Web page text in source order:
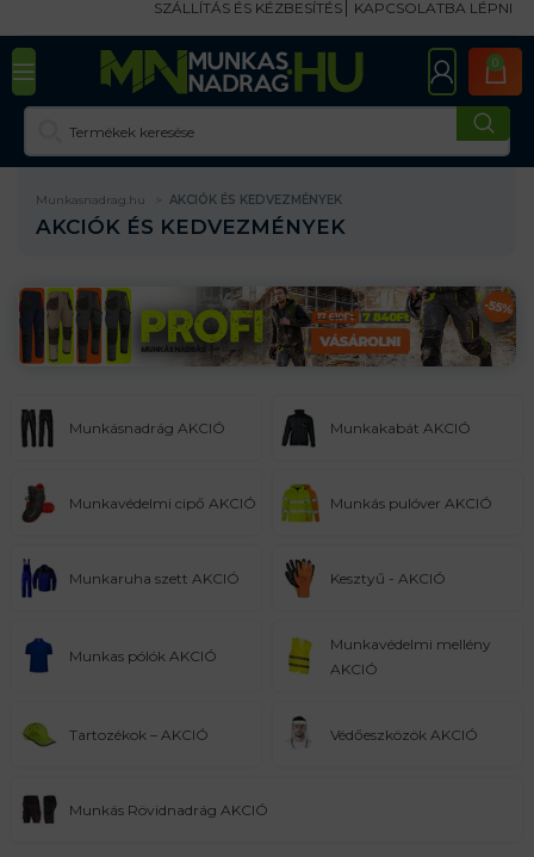
SZÁLLÍTÁS ÉS KÉZBESÍTÉS KAPCSOLATBA LÉPNI
0
Munkasnadrag.hu AKCIÓK ÉS KEDVEZMÉNYEK
AKCIÓK ÉS KEDVEZMÉNYEK
Munkásnadrág AKCIÓ Munkakabát AKCIÓ
Munkavédelmi cipő AKCIÓ Munkás pulóver AKCIÓ
Munkaruha szett AKCIÓ Kesztyű - AKCIÓ
Munkas pólók AKCIÓ
Munkavédelmi mellény
AKCIÓ
Tartozékok – AKCIÓ Védőeszközök AKCIÓ
Munkás Rövidnadrág AKCIÓ